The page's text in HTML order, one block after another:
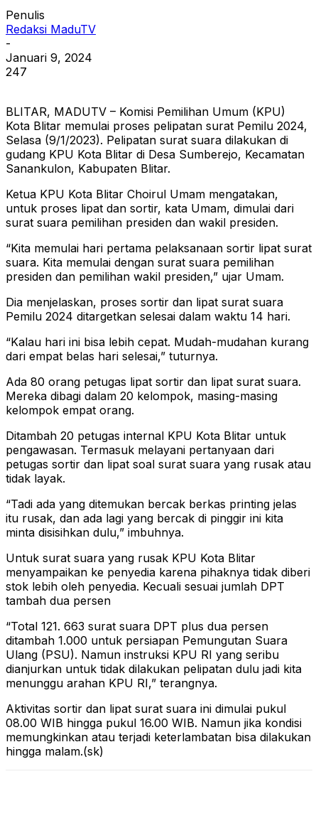
Penulis
Redaksi MaduTV
-
Januari 9, 2024
247
BLITAR, MADUTV – Komisi Pemilihan Umum (KPU)
Kota Blitar memulai proses pelipatan surat Pemilu 2024,
Selasa (9/1/2023). Pelipatan surat suara dilakukan di
gudang KPU Kota Blitar di Desa Sumberejo, Kecamatan
Sanankulon, Kabupaten Blitar.
Ketua KPU Kota Blitar Choirul Umam mengatakan,
untuk proses lipat dan sortir, kata Umam, dimulai dari
surat suara pemilihan presiden dan wakil presiden.
“Kita memulai hari pertama pelaksanaan sortir lipat surat
suara. Kita memulai dengan surat suara pemilihan
presiden dan pemilihan wakil presiden,” ujar Umam.
Dia menjelaskan, proses sortir dan lipat surat suara
Pemilu 2024 ditargetkan selesai dalam waktu 14 hari.
“Kalau hari ini bisa lebih cepat. Mudah-mudahan kurang
dari empat belas hari selesai,” tuturnya.
Ada 80 orang petugas lipat sortir dan lipat surat suara.
Mereka dibagi dalam 20 kelompok, masing-masing
kelompok empat orang.
Ditambah 20 petugas internal KPU Kota Blitar untuk
pengawasan. Termasuk melayani pertanyaan dari
petugas sortir dan lipat soal surat suara yang rusak atau
tidak layak.
“Tadi ada yang ditemukan bercak berkas printing jelas
itu rusak, dan ada lagi yang bercak di pinggir ini kita
minta disisihkan dulu,” imbuhnya.
Untuk surat suara yang rusak KPU Kota Blitar
menyampaikan ke penyedia karena pihaknya tidak diberi
stok lebih oleh penyedia. Kecuali sesuai jumlah DPT
tambah dua persen
“Total 121. 663 surat suara DPT plus dua persen
ditambah 1.000 untuk persiapan Pemungutan Suara
Ulang (PSU). Namun instruksi KPU RI yang seribu
dianjurkan untuk tidak dilakukan pelipatan dulu jadi kita
menunggu arahan KPU RI,” terangnya.
Aktivitas sortir dan lipat surat suara ini dimulai pukul
08.00 WIB hingga pukul 16.00 WIB. Namun jika kondisi
memungkinkan atau terjadi keterlambatan bisa dilakukan
hingga malam.(sk)